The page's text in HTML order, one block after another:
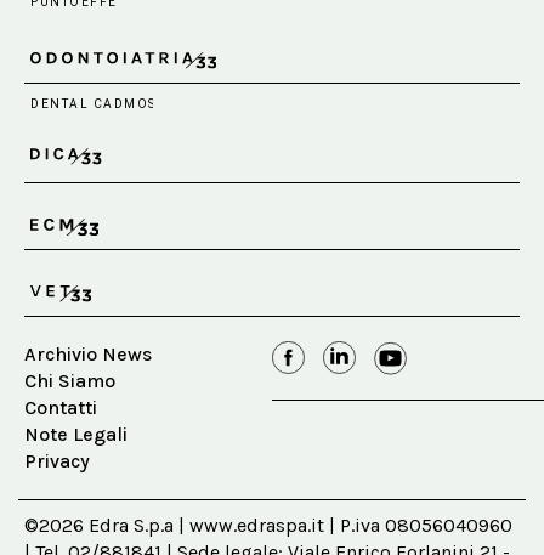
Archivio News
Chi Siamo
Contatti
Note Legali
Privacy
©2026 Edra S.p.a | www.edraspa.it | P.iva 08056040960